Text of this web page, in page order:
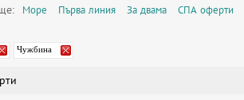
Море Първа линия За двама СПА оферти
Чужбина